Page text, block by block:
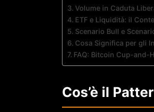
Volume in Caduta
ETF e Liquidità: il
Scenario Bull e
Cosa Significa per gli
FAQ: Bitcoin Cup-and-
Cos’è il